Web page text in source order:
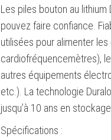
Les piles bouton au
pouvez faire confiance.
utilisées pour alimenter
cardiofréquencemètres),
autres équipements
etc.). La technologie
jusqu’à 10 ans en stockage.
Spécifications :